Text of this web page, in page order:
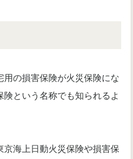
の損害保険が火災保険にな
という名称でも知られるよ
海上日動火災保険や損害保